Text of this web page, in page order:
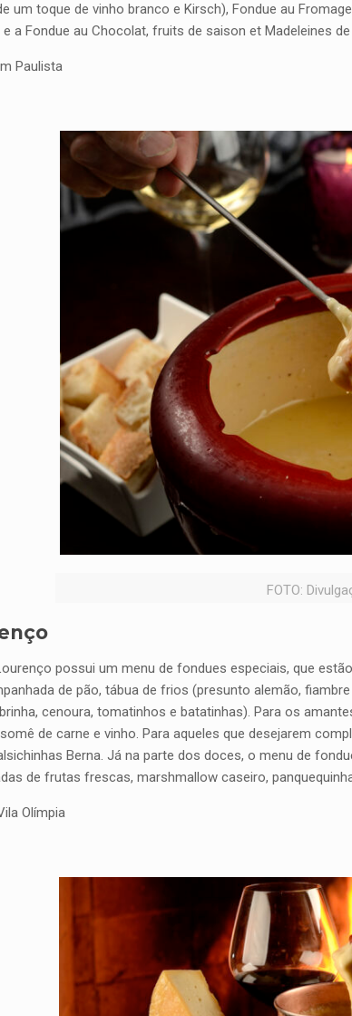
um toque de vinho branco e Kirsch), Fondue au
a Fondue au Chocolat, fruits de saison et Madeleines
Paulista
FOTO:
possui um menu de fondues especiais, que
de pão, tábua de frios (presunto alemão,
cenoura, tomatinhos e batatinhas). Para os
de carne e vinho. Para aqueles que desejarem
Berna. Já na parte dos doces, o menu de
de frutas frescas, marshmallow caseiro,
Olímpia